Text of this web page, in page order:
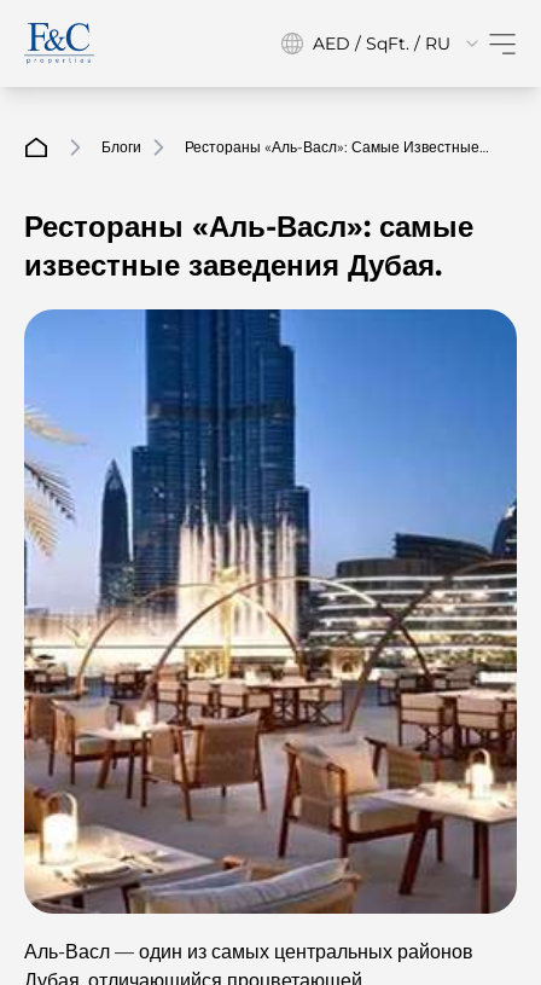
AED / SqFt. / RU
Блоги
Рестораны «Аль-Васл»: Самые Известные
Рестораны «Аль-Васл»: самые
известные заведения Дубая.
Аль-Васл — один из самых центральных районов